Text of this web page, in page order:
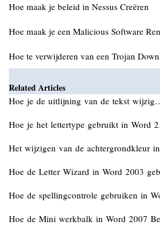
Hoe maak je beleid in Nessus Creëren
Hoe maak je een Malicious Software
Hoe te verwijderen van een Trojan
Related Articles
Hoe je de uitlijning van de tekst
Hoe je het lettertype gebruikt in Word
Het wijzigen van de achtergrondkleur
Hoe de Letter Wizard in Word 2003
Hoe de spellingcontrole gebruiken in
Hoe de Mini werkbalk in Word 2007